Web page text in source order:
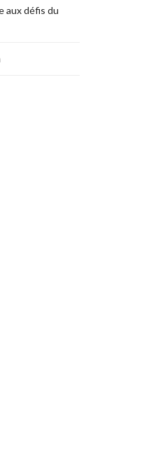
aux défis du